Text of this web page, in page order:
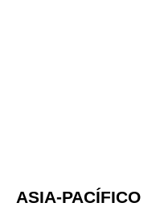
ASIA-PACÍFICO